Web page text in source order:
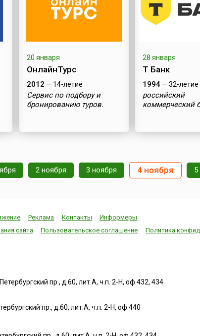
20 января
ОнлайнТурс
2012 — 14-летие
Сервис по подбору и
бронированию туров.
28 января
Т Банк
1994 — 32-летие
российский
коммерческий
2 ноября 3 ноября 4 ноября 5
Реклама Контакты
Информеры
сайта
Пользовательское соглашение Политика
пр., д.60, лит.А, ч.п. 2-Н, оф.432, 434
пр., д.60, лит.А, ч.п. 2-Н, оф.440